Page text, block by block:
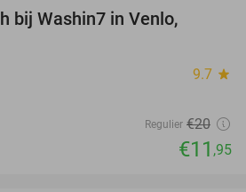
bij Washin7 in Venlo,
9.7 star
Regulier €20
€11 ,95